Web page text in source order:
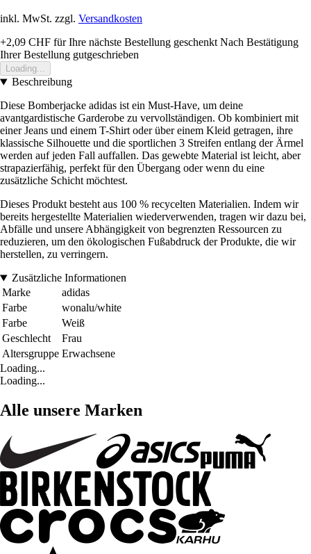
inkl. MwSt. zzgl. Versandkosten
+2,09 CHF für Ihre nächste Bestellung geschenkt Nach Bestätigung
Ihrer Bestellung gutgeschrieben
Loading...
Beschreibung
Diese Bomberjacke adidas ist ein Must-Have, um deine
avantgardistische Garderobe zu vervollständigen. Ob kombiniert mit
einer Jeans und einem T-Shirt oder über einem Kleid getragen, ihre
klassische Silhouette und die sportlichen 3 Streifen entlang der Ärmel
werden auf jeden Fall auffallen. Das gewebte Material ist leicht, aber
strapazierfähig, perfekt für den Übergang oder wenn du eine
zusätzliche Schicht möchtest.
Dieses Produkt besteht aus 100 % recycelten Materialien. Indem wir
bereits hergestellte Materialien wiederverwenden, tragen wir dazu bei,
Abfälle und unsere Abhängigkeit von begrenzten Ressourcen zu
reduzieren, um den ökologischen Fußabdruck der Produkte, die wir
herstellen, zu verringern.
Zusätzliche Informationen
Marke
adidas
Farbe
wonalu/white
Farbe
Weiß
Geschlecht
Frau
Altersgruppe Erwachsene
Loading...
Loading...
Alle unsere Marken